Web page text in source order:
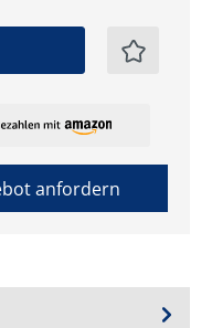
anfordern